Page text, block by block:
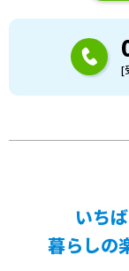
[
いち
暮らしの